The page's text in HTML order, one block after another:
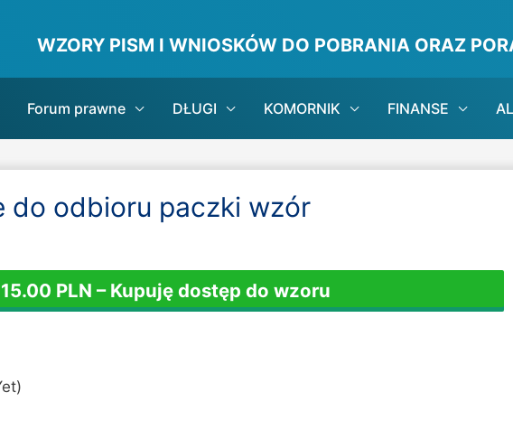
WZORY PISM I WNIOSKÓW DO POBRANIA ORAZ
Forum prawne DŁUGI KOMORNIK FINANSE
do odbioru paczki wzór
15.00 PLN – Kupuję dostęp do wzoru